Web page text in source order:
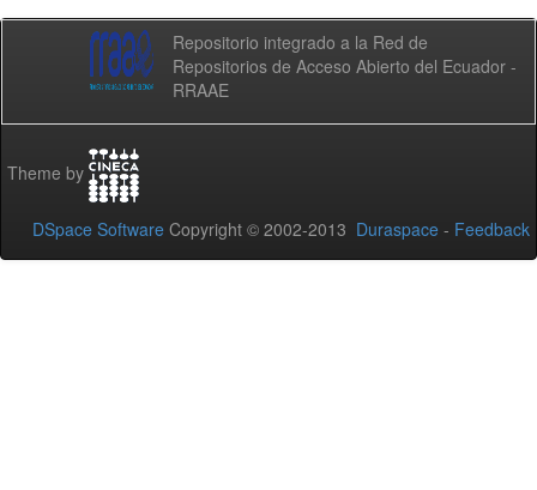
Repositorio integrado a la Red de
Repositorios de Acceso Abierto del Ecuador -
RRAAE
Theme by
DSpace Software Copyright © 2002-2013 Duraspace - Feedback